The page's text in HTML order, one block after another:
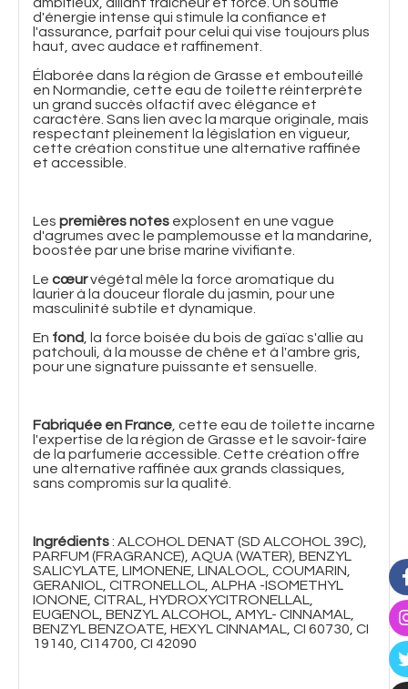
d'énergie intense qui stimule la confiance et
l'assurance, parfait pour celui qui vise toujours plus
haut, avec audace et raffinement.
Élaborée dans la région de Grasse et embouteillé
en Normandie, cette eau de toilette réinterprète
un grand succès olfactif avec élégance et
caractère. Sans lien avec la marque originale, mais
respectant pleinement la législation en vigueur,
cette création constitue une alternative raffinée
et accessible.
Les premières notes explosent en une vague
d'agrumes avec le pamplemousse et la mandarine,
boostée par une brise marine vivifiante.
Le cœurvégétal mêle la force aromatique du
laurier à la douceur florale du jasmin, pour une
masculinité subtile et dynamique.
En fond
, la force boisée du bois de gaïac s'allie au
patchouli, à la mousse de chêne et à l'ambre gris,
pour une signature puissante et sensuelle.
Fabriquée en France , cette eau de toilette incarne
l'expertise de la région de Grasse et le savoir-faire
de la parfumerie accessible. Cette création offre
une alternative raffinée aux grands classiques,
sans compromis sur la qualité.
Ingrédients: ALCOHOL DENAT (SD ALCOHOL 39C),
PARFUM (FRAGRANCE), AQUA (WATER), BENZYL
SALICYLATE, LIMONENE, LINALOOL, COUMARIN,
GERANIOL, CITRONELLOL, ALPHA -ISOMETHYL
IONONE, CITRAL, HYDROXYCITRONELLAL,
EUGENOL, BENZYL ALCOHOL, AMYL- CINNAMAL,
BENZYL BENZOATE, HEXYL CINNAMAL, CI 60730, CI
19140, CI14700, CI 42090